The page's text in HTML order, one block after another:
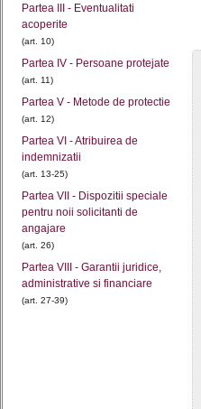
Partea III - Eventualitati
acoperite
(art. 10)
Partea IV - Persoane protejate
(art. 11)
Partea V - Metode de protectie
(art. 12)
Partea VI - Atribuirea de
indemnizatii
(art. 13-25)
Partea VII - Dispozitii speciale
pentru noii solicitanti de
angajare
(art. 26)
Partea VIII - Garantii juridice,
administrative si financiare
(art. 27-39)